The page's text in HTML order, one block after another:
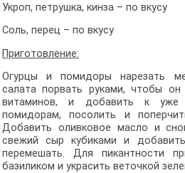
Укроп, петрушка, кинза – по вкусу
Соль, перец – по вкусу
Приготовление:
Огурцы и помидоры нарезать
салата порвать руками, чтобы
витаминов, и добавить к уже
помидорам, посолить и
Добавить оливковое масло и
свежий сыр кубиками и
перемешать. Для пикантности
базиликом и украсить веточкой